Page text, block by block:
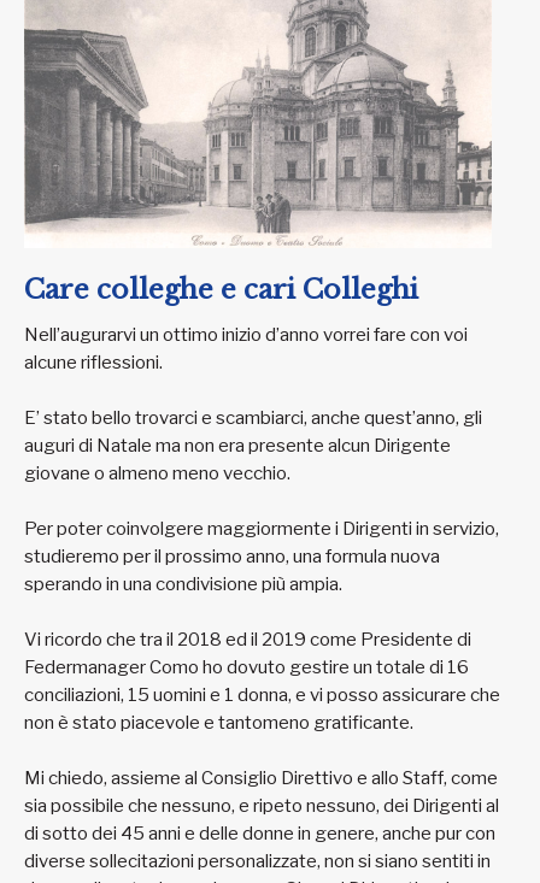
Care colleghe e cari Colleghi
Nell’augurarvi un ottimo inizio d’anno vorrei fare con voi
alcune riflessioni.
E’ stato bello trovarci e scambiarci, anche quest’anno, gli
auguri di Natale ma non era presente alcun Dirigente
giovane o almeno meno vecchio.
Per poter coinvolgere maggiormente i Dirigenti in servizio,
studieremo per il prossimo anno, una formula nuova
sperando in una condivisione più ampia.
Vi ricordo che tra il 2018 ed il 2019 come Presidente di
Federmanager Como ho dovuto gestire un totale di 16
conciliazioni, 15 uomini e 1 donna, e vi posso assicurare che
non è stato piacevole e tantomeno gratificante.
Mi chiedo, assieme al Consiglio Direttivo e allo Staff, come
sia possibile che nessuno, e ripeto nessuno, dei Dirigenti al
di sotto dei 45 anni e delle donne in genere, anche pur con
diverse sollecitazioni personalizzate, non si siano sentiti in